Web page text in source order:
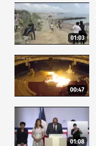
01:03
00:47
01:08